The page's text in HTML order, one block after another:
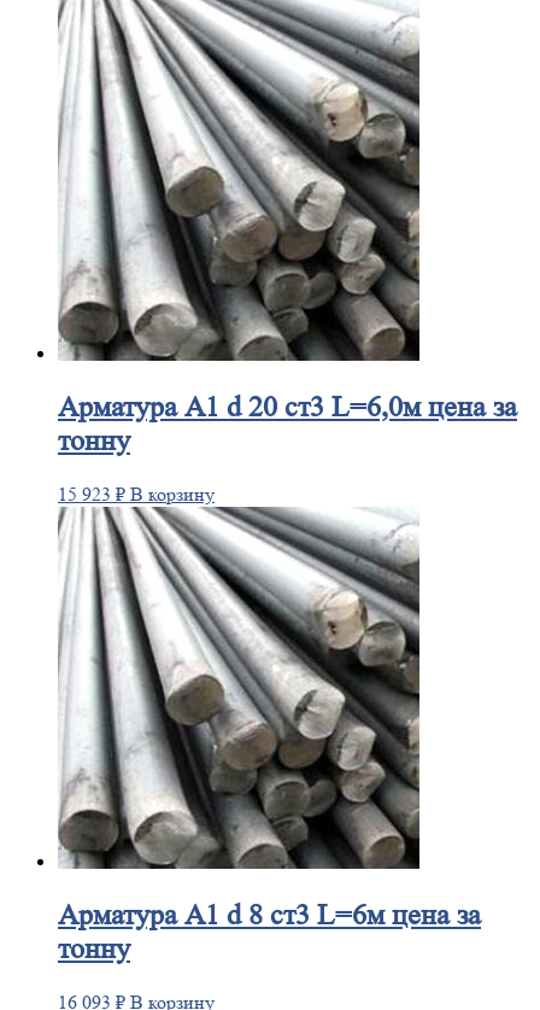
АрматураА1 d 20 ст3 L=6,0м цена за
тонну
15 923 ₽ В корзину
АрматураА1 d 8 ст3 L=6м цена за
тонну
16 093 ₽ В корзину